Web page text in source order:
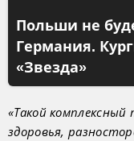
Польши не
Германия.
«Звезда»
«Такой комплексный
здоровья,